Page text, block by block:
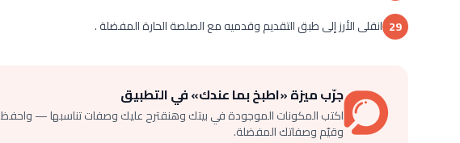
29 انقلى الأرز إلى طبق التقديم وقدميه مع الصلصة الحارة المفضلة .
جرّب ميزة «اطبخ بما عندك» في التطبيق
اكتب المكونات الموجودة في بيتك وهنقترح عليك وصفات تناسبها — واحفظ
وقيّم وصفاتك المفضلة.